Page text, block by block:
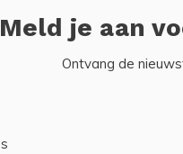
Meld je aan
Ontvang de